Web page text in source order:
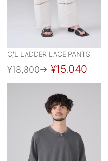
C/L LADDER LACE PANTS
¥18,800→ ¥15,040